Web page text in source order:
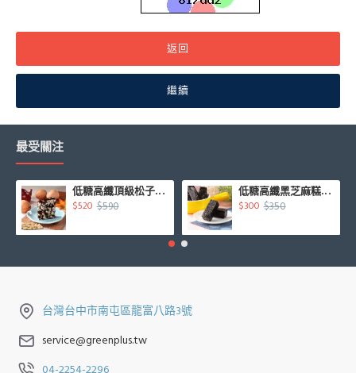
返回
繼續
最受關注
低糖高纖頂級松子核桃糕450g/盒
$520 $590
低糖高纖黑芝麻糕500g/盒
$300 $350
台灣台中市南屯區龍富八路3號
service@greenplus.tw
04-2254-2296